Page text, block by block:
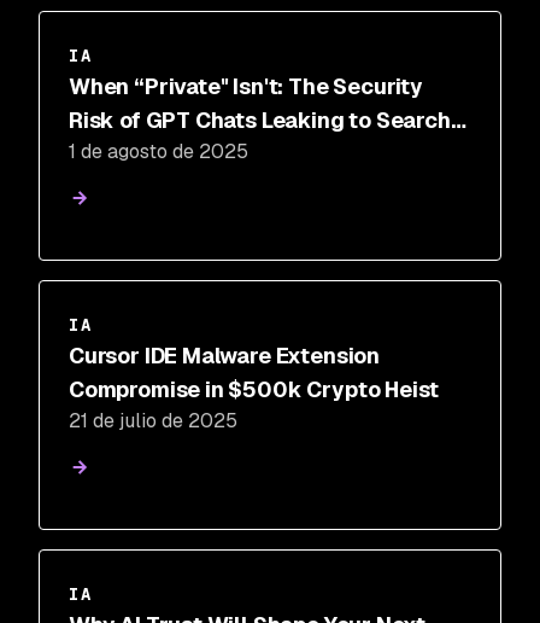
IA
When “Private" Isn't: The Security
Risk of GPT Chats Leaking to Search
Engines
1 de agosto de 2025
IA
Cursor IDE Malware Extension
Compromise in $500k Crypto Heist
21 de julio de 2025
IA